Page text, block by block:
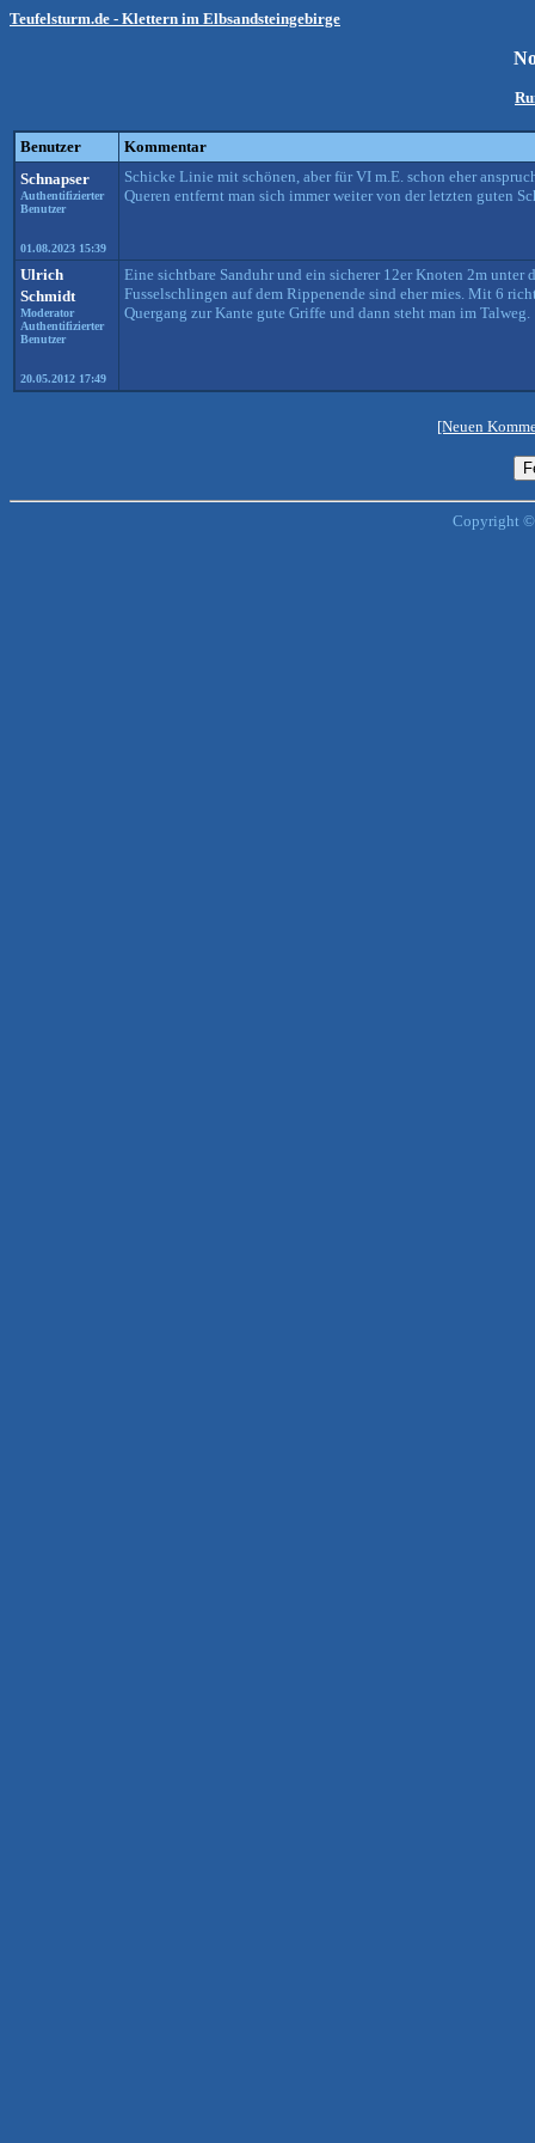
Teufelsturm.de - Klettern im Elbsandsteingebirge
Benutzer
Kommentar
Schnapser
Authentifizierter
Benutzer
01.08.2023 15:39
Schicke Linie mit schönen, aber für VI m.E. schon eher
Queren entfernt man sich immer weiter von der letzten guten
Ulrich
Schmidt
Moderator
Authentifizierter
Benutzer
20.05.2012 17:49
Eine sichtbare Sanduhr und ein sicherer 12er Knoten 2m
Fusselschlingen auf dem Rippenende sind eher mies. Mit 6
Quergang zur Kante gute Griffe und dann steht man im Talweg.
[Neuen
Copyright ©